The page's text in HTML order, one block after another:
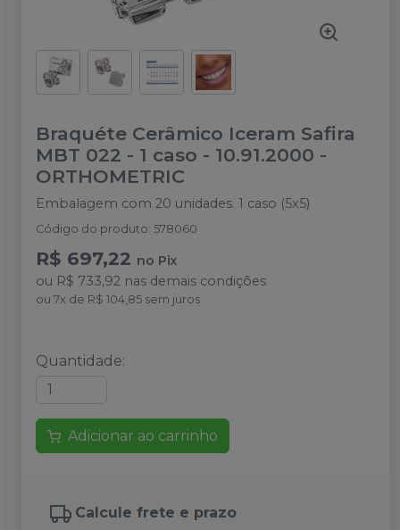
Braquéte Cerâmico Iceram Safira
MBT 022 - 1 caso - 10.91.2000 -
ORTHOMETRIC
Embalagem com 20 unidades. 1 caso (5x5)
Código do produto: 578060
R$ 697,22 no Pix
ou R$ 733,92 nas demais condições
ou 7x de R$ 104,85 sem juros
Quantidade:
Adicionar ao carrinho
Calcule frete e prazo